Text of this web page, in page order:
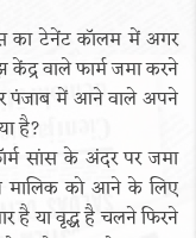
का टेनेंट कॉलम में अगर
केंद्र वाले फार्म जमा करने
पंजाब में आने वाले अपने
है?
सांस के अंदर पर जमा
मालिक को आने के लिए
है या वृद्ध है चलने फिरने